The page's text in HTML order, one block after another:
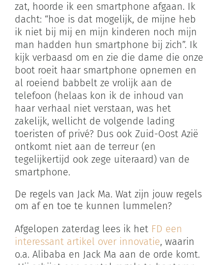
zat, hoorde ik een smartphone afgaan. Ik
dacht: “hoe is dat mogelijk, de mijne heb
ik niet bij mij en mijn kinderen noch mijn
man hadden hun smartphone bij zich”. Ik
kijk verbaasd om en zie die dame die onze
boot roeit haar smartphone opnemen en
al roeiend babbelt ze vrolijk aan de
telefoon (helaas kon ik de inhoud van
haar verhaal niet verstaan, was het
zakelijk, wellicht de volgende lading
toeristen of privé? Dus ook Zuid-Oost Azië
ontkomt niet aan de terreur (en
tegelijkertijd ook zege uiteraard) van de
smartphone.
De regels van Jack Ma. Wat zijn jouw regels
om af en toe te kunnen lummelen?
Afgelopen zaterdag lees ik het FD een
interessant artikel over innovatie, waarin
o.a. Alibaba en Jack Ma aan de orde komt.